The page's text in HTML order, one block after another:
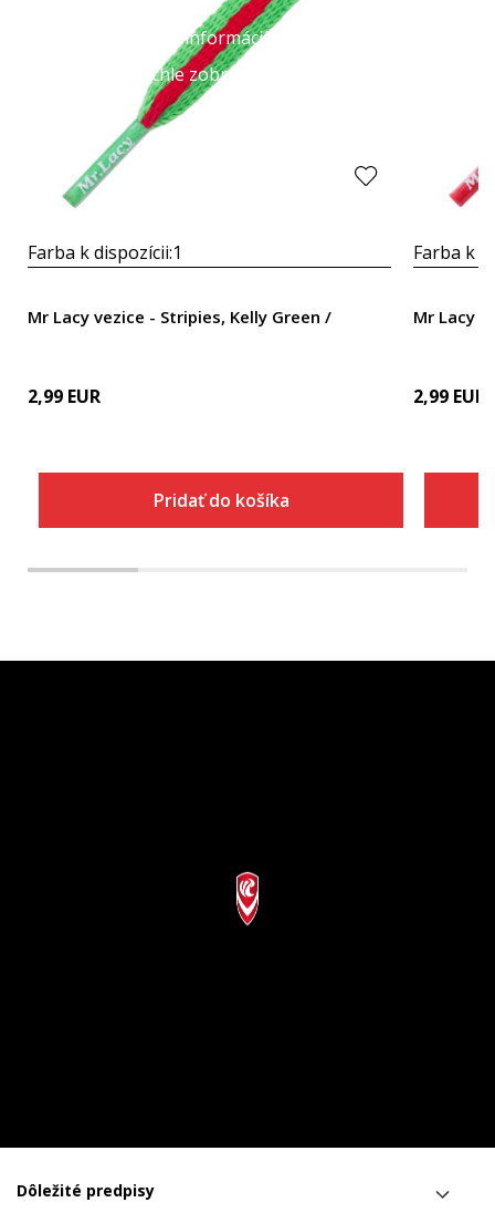
Viac informácií
Rýchle zobrazenie
Farba k dispozícii:1
Mr Lacy vezice - Stripies, Kelly Green /
2,99 EUR
Pridať do košíka
Farba k
Mr Lacy
2,99 EUR
Dôležité predpisy